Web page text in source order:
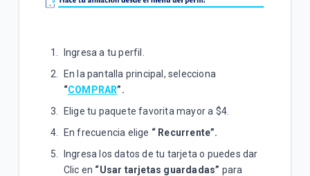
Ingresa a tu perfil.
En la pantalla principal, selecciona
“COMPRAR”.
Elige tu paquete favorita mayor a $4.
En frecuencia elige “ Recurrente”.
Ingresa los datos de tu tarjeta o puedes dar
Clic en “Usar tarjetas guardadas” para